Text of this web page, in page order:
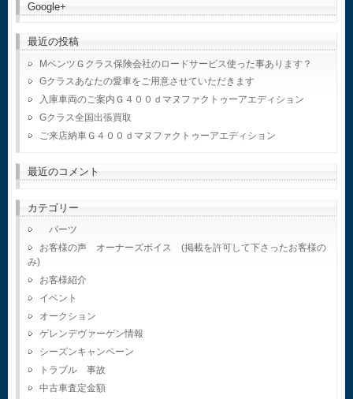
Google+
最近の投稿
MベンツＧクラス保険会社のロードサービス使った事あります？
Gクラスあなたの愛車をご用意させていただきます
入庫車両のご案内Ｇ４００ｄマヌファクトゥーアエディション
Gクラス全国出張買取
ご来店納車Ｇ４００ｄマヌファクトゥーアエディション
最近のコメント
カテゴリー
パーツ
お客様の声 オーナーズボイス (掲載を許可して下さったお客様の
み)
お客様紹介
イベント
オークション
ゲレンデヴァーゲン情報
シーズンキャンペーン
トラブル 事故
中古車査定金額